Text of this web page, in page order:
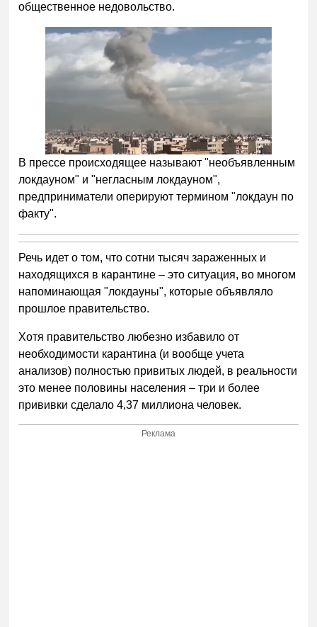
общественное недовольство.
В прессе происходящее называют "необъявленным
локдауном" и "негласным локдауном",
предприниматели оперируют термином "локдаун по
факту".
Речь идет о том, что сотни тысяч зараженных и
находящихся в карантине – это ситуация, во многом
напоминающая "локдауны", которые объявляло
прошлое правительство.
Хотя правительство любезно избавило от
необходимости карантина (и вообще учета
анализов) полностью привитых людей, в реальности
это менее половины населения – три и более
прививки сделало 4,37 миллиона человек.
Реклама